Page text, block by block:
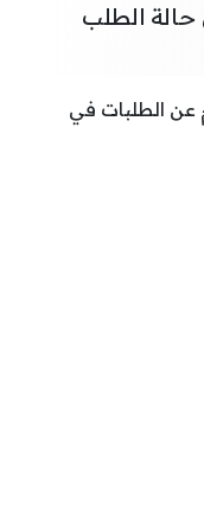
الطلب
عن الطلبات في